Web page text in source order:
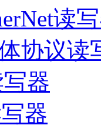
读
协议读
器
器